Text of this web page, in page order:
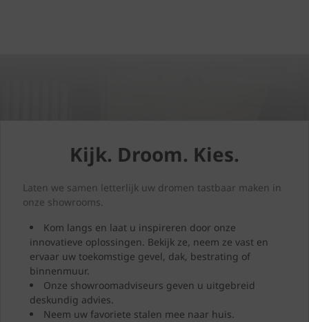
Kijk. Droom. Kies.
Laten we samen letterlijk uw dromen tastbaar maken in
onze showrooms.
Kom langs en laat u inspireren door onze
innovatieve oplossingen. Bekijk ze, neem ze vast en
ervaar uw toekomstige gevel, dak, bestrating of
binnenmuur.
Onze showroomadviseurs geven u uitgebreid
deskundig advies.
Neem uw favoriete stalen mee naar huis.